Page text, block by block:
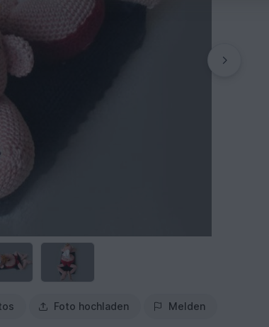
Foto hochladen Melden